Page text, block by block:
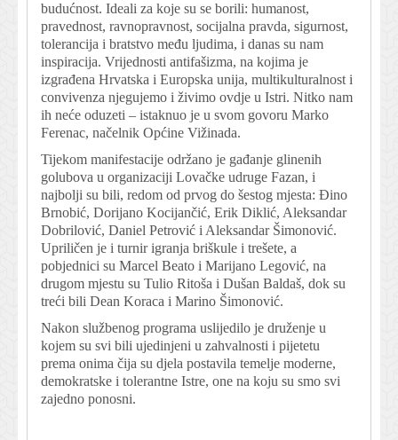
budućnost. Ideali za koje su se borili: humanost,
pravednost, ravnopravnost, socijalna pravda, sigurnost,
tolerancija i bratstvo među ljudima, i danas su nam
inspiracija. Vrijednosti antifašizma, na kojima je
izgrađena Hrvatska i Europska unija, multikulturalnost i
convivenza njegujemo i živimo ovdje u Istri. Nitko nam
ih neće oduzeti – istaknuo je u svom govoru Marko
Ferenac, načelnik Općine Vižinada.
Tijekom manifestacije održano je gađanje glinenih
golubova u organizaciji Lovačke udruge Fazan, i
najbolji su bili, redom od prvog do šestog mjesta: Đino
Brnobić, Dorijano Kocijančić, Erik Diklić, Aleksandar
Dobrilović, Daniel Petrović i Aleksandar Šimonović.
Upriličen je i turnir igranja briškule i trešete, a
pobjednici su Marcel Beato i Marijano Legović, na
drugom mjestu su Tulio Ritoša i Dušan Baldaš, dok su
treći bili Dean Koraca i Marino Šimonović.
Nakon službenog programa uslijedilo je druženje u
kojem su svi bili ujedinjeni u zahvalnosti i pijetetu
prema onima čija su djela postavila temelje moderne,
demokratske i tolerantne Istre, one na koju su smo svi
zajedno ponosni.